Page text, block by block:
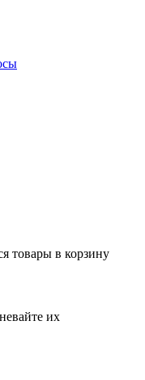
товары в корзину
их